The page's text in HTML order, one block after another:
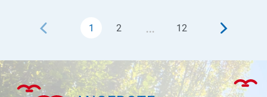
1 2 … 12